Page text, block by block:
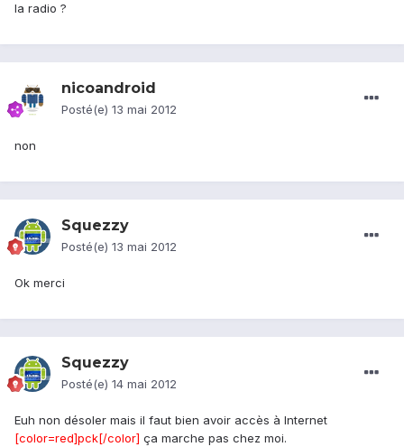
la radio ?
nicoandroid
Posté(e) 13 mai 2012
non
Squezzy
Posté(e) 13 mai 2012
Ok merci
Squezzy
Posté(e) 14 mai 2012
Euh non désoler mais il faut bien avoir accès à Internet
[color=red]pck[/color] ça marche pas chez moi.